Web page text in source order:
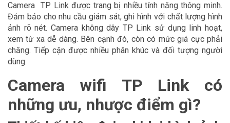
Camera TP Link được trang bị nhiều tính năng thông minh.
Đảm bảo cho nhu cầu giám sát, ghi hình với chất lượng hình
ảnh rõ nét. Camera không dây TP Link sử dụng linh hoạt,
xem từ xa dễ dàng. Bên cạnh đó, còn có mức giá cực phải
chăng. Tiếp cận được nhiều phân khúc và đối tượng người
dùng.
Camera wifi TP Link có
những ưu, nhược điểm gì?